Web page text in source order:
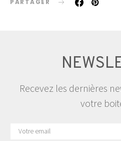
PARTAGER
Recevez les dernières
votre